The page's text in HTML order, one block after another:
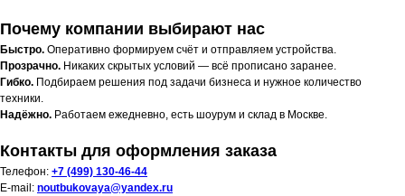
Почему компании выбирают нас
Быстро. Оперативно формируем счёт и отправляем устройства.
Прозрачно. Никаких скрытых условий — всё прописано заранее.
Гибко. Подбираем решения под задачи бизнеса и нужное количество
техники.
Надёжно. Работаем ежедневно, есть шоурум и склад в Москве.
Контакты для оформления заказа
Телефон: +7 (499) 130-46-44
E-mail: noutbukovaya@yandex.ru